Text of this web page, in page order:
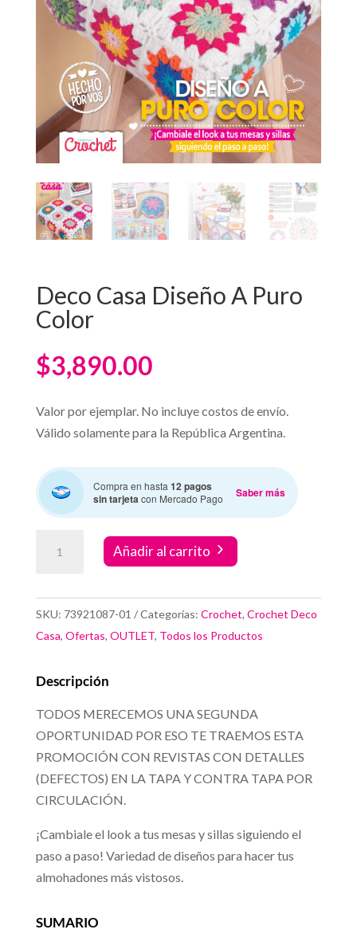
Deco Casa Diseño A Puro
Color
$3,890.00
Valor por ejemplar. No incluye costos de envío.
Válido solamente para la República Argentina.
Compra en hasta12 pagos
sin tarjetacon Mercado Pago Saber más
Casa
Añadir al carrito
SKU: 73921087-01 Categorías: Crochet, Crochet Deco
Casa, Ofertas, OUTLET, Todos los Productos
Descripción
TODOS MERECEMOS UNA SEGUNDA
OPORTUNIDAD POR ESO TE TRAEMOS ESTA
PROMOCIÓN CON REVISTAS CON DETALLES
(DEFECTOS) EN LA TAPA Y CONTRA TAPA POR
CIRCULACIÓN.
¡Cambiale el look a tus mesas y sillas siguiendo el
paso a paso! Variedad de diseños para hacer tus
almohadones más vistosos.
SUMARIO